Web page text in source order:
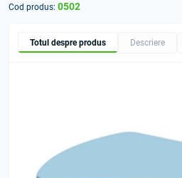
Cod produs: 0502
Totul despre produs Descriere